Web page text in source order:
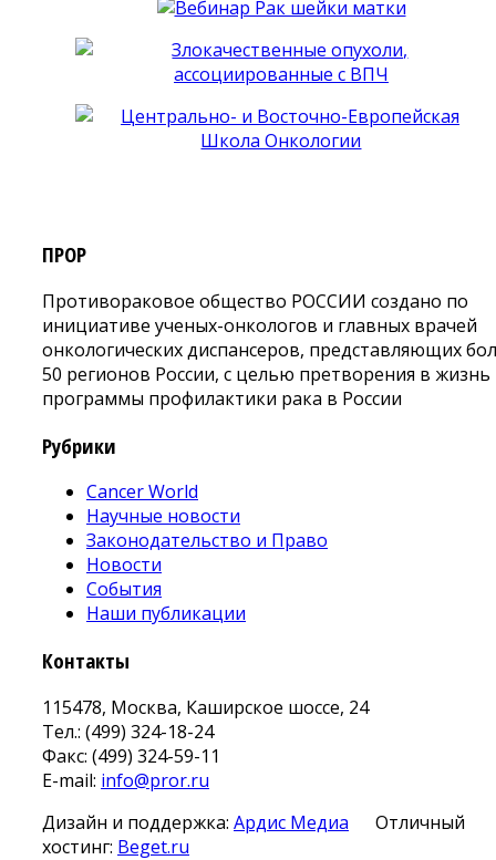
ПРОР
Противораковое общество РОССИИ создано по
инициативе ученых-онкологов и главных врачей
онкологических диспансеров, представляющих
50 регионов России, с целью претворения в жизнь
программы профилактики рака в России
Рубрики
Cancer World
Научные новости
Законодательство и Право
Новости
События
Наши публикации
Контакты
115478, Москва, Каширское шоссе, 24
Тел.: (499) 324-18-24
Факс: (499) 324-59-11
E-mail: info@pror.ru
Дизайн и поддержка: Ардис Медиа
Отличный
хостинг: Beget.ru